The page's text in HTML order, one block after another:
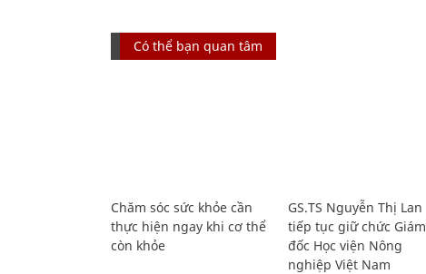
Có thể bạn quan tâm
Chăm sóc sức khỏe cần
thực hiện ngay khi cơ thể
còn khỏe
GS.TS Nguyễn Thị Lan
tiếp tục giữ chức Giám
đốc Học viện Nông
nghiệp Việt Nam